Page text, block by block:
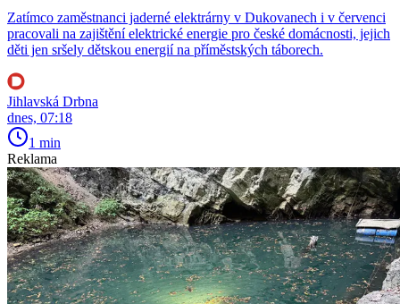
Zatímco zaměstnanci jaderné elektrárny v Dukovanech i v červenci
pracovali na zajištění elektrické energie pro české domácnosti, jejich
děti jen sršely dětskou energií na příměstských táborech.
Jihlavská Drbna
dnes, 07:18
1 min
Reklama